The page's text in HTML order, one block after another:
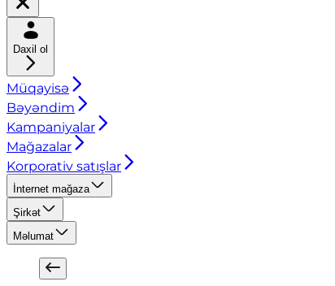
Daxil ol
Müqayisə
Bəyəndim
Kampaniyalar
Mağazalar
Korporativ satışlar
İnternet mağaza
Şirkət
Məlumat